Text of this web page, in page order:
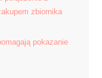
zbiornika
pokazanie